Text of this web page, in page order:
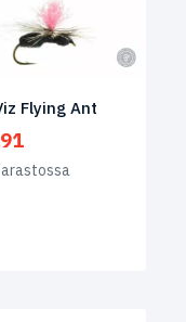
Flying Ant